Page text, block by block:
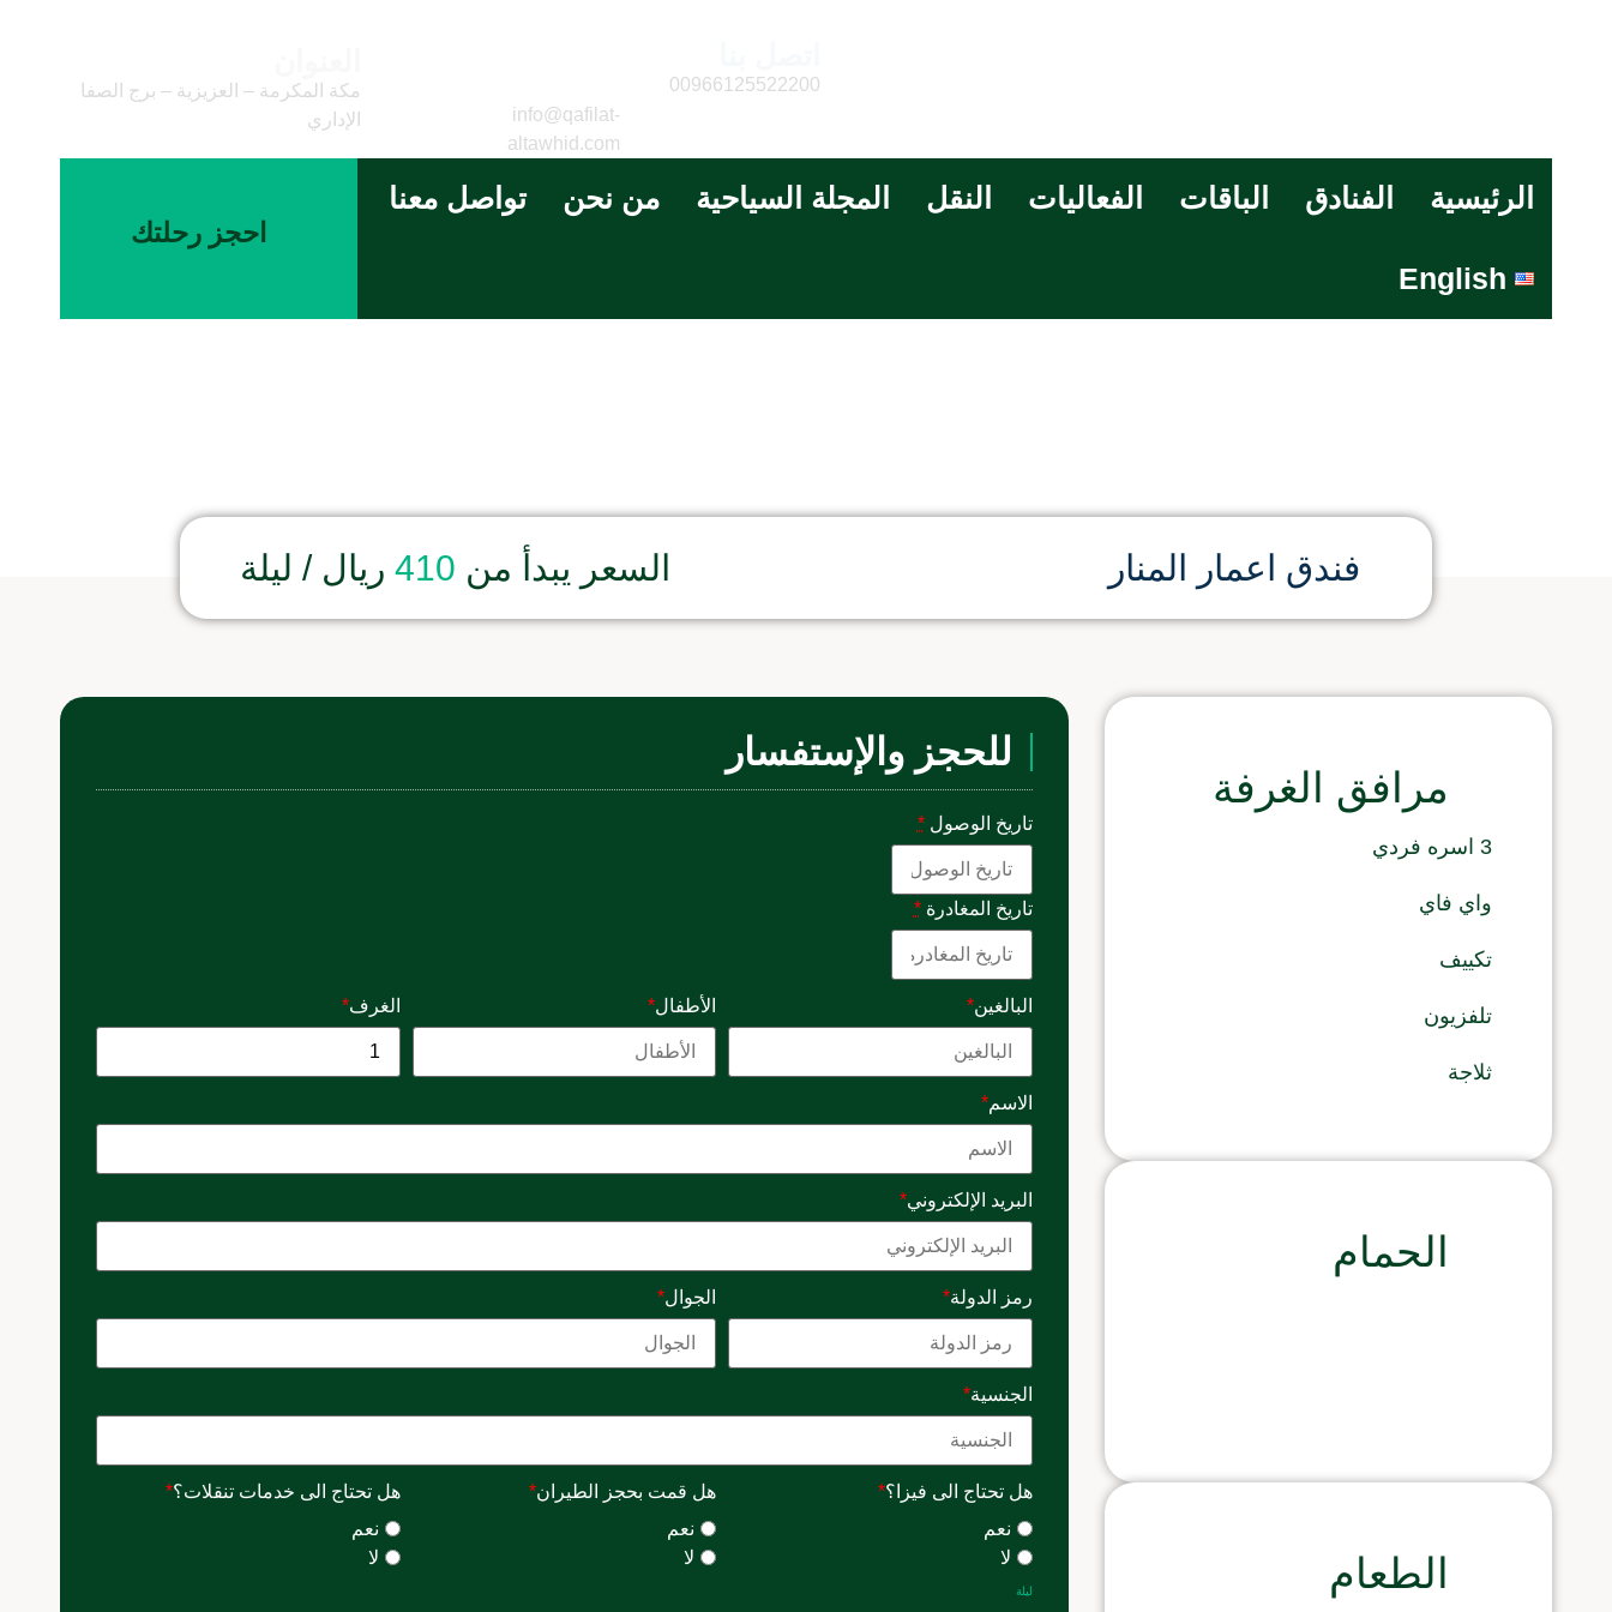
00966125522200
info@qafilat-
altawhid.com
مكة المكرمة – العزيزية – برج الصفا
الإداري
الرئيسية الفنادق الباقات الفعاليات النقل المجلة السياحية من نحن تواصل معنا
English
احجز رحلتك
فندق اعمار المنار السعر يبدأ من 410 ريال / ليلة
مرافق الغرفة
3 اسره فردي
واي فاي
تكييف
تلفزيون
ثلاجة
الحمام
الطعام
للحجز والإستفسار
تاريخ الوصول *
تاريخ المغادرة *
البالغين* الأطفال* الغرف*
الاسم*
البريد الإلكتروني*
رمز الدولة* الجوال*
الجنسية*
هل تحتاج الى فيزا؟*
نعم
لا
هل قمت بحجز الطيران*
نعم
لا
هل تحتاج الى خدمات تنقلات؟*
نعم
لا
ليلة